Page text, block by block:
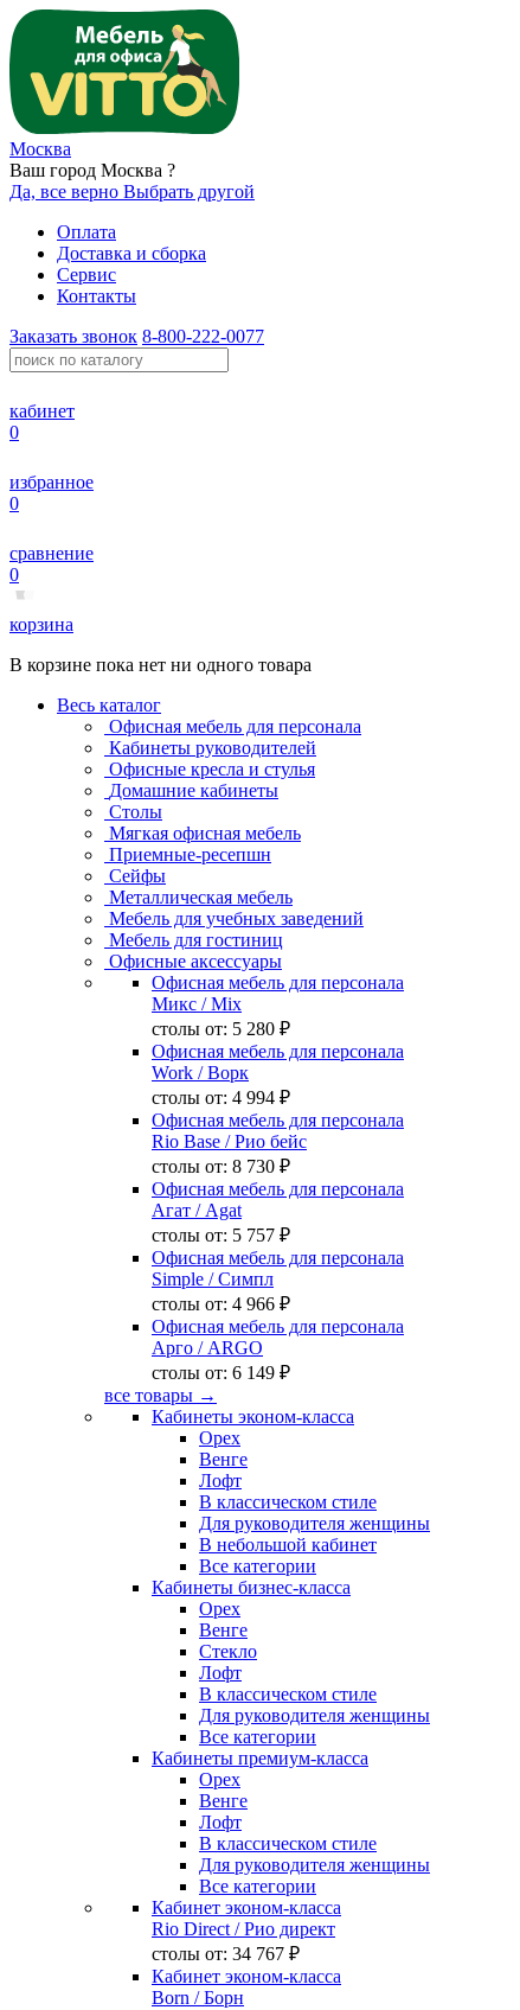
Москва
Ваш город Москва ?
Да, все верно Выбрать другой
Оплата
Доставка и сборка
Сервис
Контакты
Заказать звонок 8-800-222-0077
кабинет
0
избранное
0
сравнение
0
корзина
В корзине пока нет ни одного товара
Весь каталог
Офисная мебель для персонала
Кабинеты руководителей
Офисные кресла и стулья
Домашние кабинеты
Столы
Мягкая офисная мебель
Приемные-ресепшн
Сейфы
Металлическая мебель
Мебель для учебных заведений
Мебель для гостиниц
Офисные аксессуары
Офисная мебель для персонала
Микс / Mix
столы от: 5 280 ₽
Офисная мебель для персонала
Work / Ворк
столы от: 4 994 ₽
Офисная мебель для персонала
Rio Base / Рио бейс
столы от: 8 730 ₽
Офисная мебель для персонала
Агат / Agat
столы от: 5 757 ₽
Офисная мебель для персонала
Simple / Симпл
столы от: 4 966 ₽
Офисная мебель для персонала
Арго / ARGO
столы от: 6 149 ₽
все товары →
Кабинеты эконом-класса
Орех
Венге
Лофт
В классическом стиле
Для руководителя женщины
В небольшой кабинет
Все категории
Кабинеты бизнес-класса
Орех
Венге
Стекло
Лофт
В классическом стиле
Для руководителя женщины
Все категории
Кабинеты премиум-класса
Орех
Венге
Лофт
В классическом стиле
Для руководителя женщины
Все категории
Кабинет эконом-класса
Rio Direct / Рио директ
столы от: 34 767 ₽
Кабинет эконом-класса
Born / Борн